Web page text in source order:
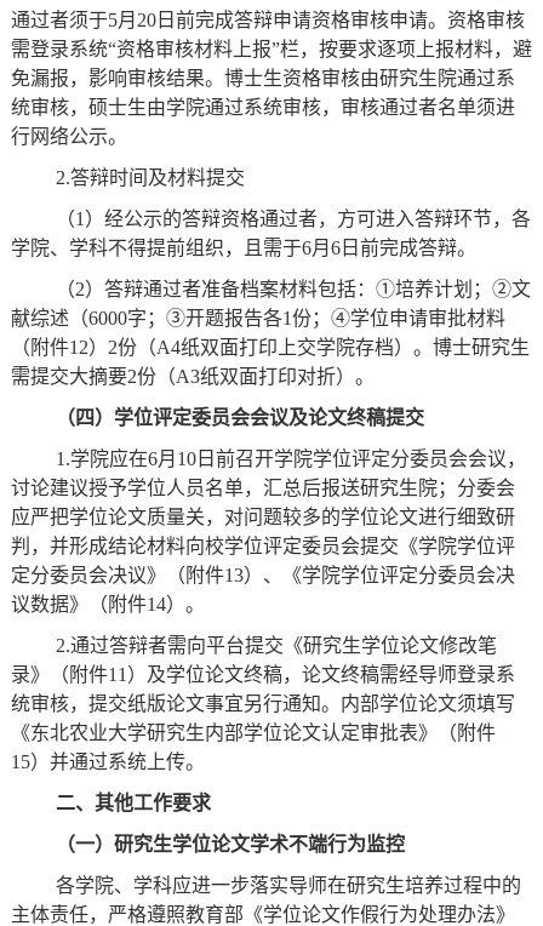
通过者须于5月20日前完成答辩申请资格审核申请。资格审核
需登录系统“资格审核材料上报”栏，按要求逐项上报材料，避
免漏报，影响审核结果。博士生资格审核由研究生院通过系
统审核，硕士生由学院通过系统审核，审核通过者名单须进
行网络公示。
2.答辩时间及材料提交
（1）经公示的答辩资格通过者，方可进入答辩环节，各
学院、学科不得提前组织，且需于6月 6日前完成答辩。
（2）答辩通过者准备档案材料包括：①培养计划；②文
献综述（6000字；③开题报告各1份；④学位申请审批材料
（附件12） 2份（A4纸双面打印上交学院存档）。博士研究生
需提交大摘要2份（A3纸双面打印对折）。
（四）学位评定委员会会议及论文终稿提交
1.学院应在6月10日前召开学院学位评定分委员会会议，
讨论建议授予学位人员名单，汇总后报送研究生院；分委会
应严把学位论文质量关，对问题较多的学位论文进行细致研
判，并形成结论材料向校学位评定委员会提交《学院学位评
定分委员会决议》（附件13）、《学院学位评定分委员会决
议数据》（附件14）。
2.通过答辩者需向平台提交《研究生学位论文修改笔
录》（附件1 1 ）及学位论文终稿，论文终稿需经导师登录系
统审核，提交纸版论文事宜另行通知。 内部学位论文须填写
《东北农业大学研究生内部学位论文认定审批表》（附件
15）并通过系统上传。
二、其他工作要求
（一）研究生学位论文学术不端行为监控
各学院、学科应进一步落实导师在研究生培养过程中的
主体责任，严格遵照教育部《学位论文作假行为处理办法》